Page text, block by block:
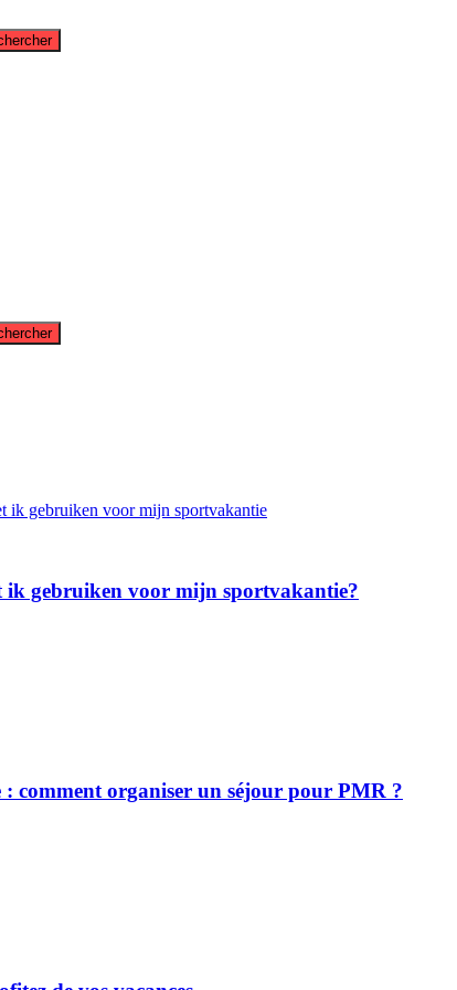
ik gebruiken voor mijn sportvakantie?
: comment organiser un séjour pour PMR ?